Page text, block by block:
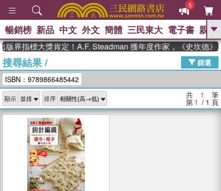
5
GO
The Odyssey 、
父親節 、 如果歷史是一群喵 、 暑期
念華 、 台灣的李登輝時代 、 數學女
孩：黎曼猜想
偉大的迷走神經
暢銷榜 新品 中文 外文 簡體 三民東大 電子書 親子
版界指標大獎肯定！A.F. Steadman 獲年度作家，《史坎德》
搜尋結果/
篩選
ISBN：9789866485442
顯示 排序 共 1 筆
第 1 / 1 頁